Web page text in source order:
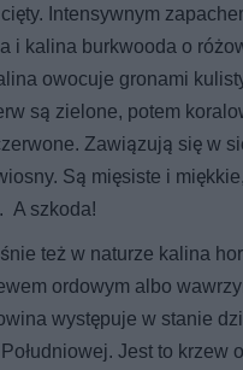
Intensywnym
i kalina burkwooda o
owocuje gronami
są zielone, potem
Zawiązują się w
Są mięsiste i
A szkoda!
też w naturze kalina
ordowym albo
występuje w stanie
Jest to krzew